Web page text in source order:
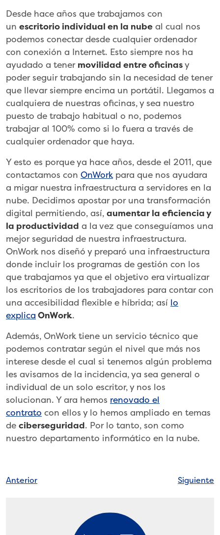
Desde hace años que trabajamos con
un escritorio individual en la nube al cual nos
podemos conectar desde cualquier ordenador
con conexión a Internet. Esto siempre nos ha
ayudado a tener movilidad entre oficinasy
poder seguir trabajando sin la necesidad de tener
que llevar siempre encima un portátil. Llegamos a
cualquiera de nuestras oficinas, y sea nuestro
puesto de trabajo habitual o no, podemos
trabajar al 100% como si lo fuera a través de
cualquier ordenador que haya.
Y esto es porque ya hace años, desde el 2011, que
contactamos con OnWorkpara que nos ayudara
a migar nuestra infraestructura a servidores en la
nube. Decidimos apostar por una transformación
digital permitiendo, así, aumentar la eficiencia y
la productividad a la vez que conseguíamos una
mejor seguridad de nuestra infraestructura.
OnWork nos diseñó y preparó una infraestructura
donde incluir los programas de gestión con los
que trabajamos ya que el objetivo era virtualizar
los escritorios de los trabajadores para contar con
una accesibilidad flexible e híbrida; así lo
explica OnWork.
Además, OnWork tiene un servicio técnico que
podemos contratar según el nivel que más nos
interese desde el cual si tenemos algún problema
les avisamos de la incidencia, ya sea general o
individual de un solo escritor, y nos los
solucionan. Y ara hemos renovado el
contrato con ellos y lo hemos ampliado en temas
de ciberseguridad. Por lo tanto, son como
nuestro departamento informático en la nube.
Navegación
Anterior Siguiente